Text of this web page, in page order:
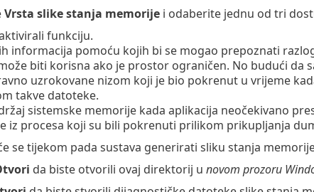
Vrsta slike stanja memorijei odaberite jednu od tri
funkciju.
informacija pomoću kojih bi se mogao prepoznati
biti korisna ako je prostor ograničen. No budući da
uzrokovane nizom koji je bio pokrenut u vrijeme
takve datoteke.
sistemske memorije kada aplikacija neočekivano
iz procesa koji su bili pokrenuti prilikom prikupljanja
se tijekom pada sustava generirati sliku stanja
da biste otvorili ovaj direktorij u novom prozoru